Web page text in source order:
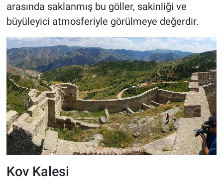
arasında saklanmış bu göller, sakinliği ve
büyüleyici atmosferiyle görülmeye değerdir.
Kov Kalesi